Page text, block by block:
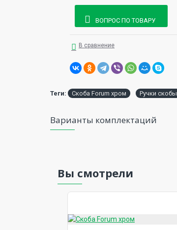
ВОПРОС ПО ТОВАРУ
В сравнение
Теги: Скоба Forum хром Ручки скобы
Варианты комплектаций
Вы смотрели